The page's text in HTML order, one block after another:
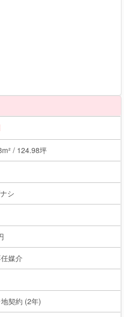
/ 124.98坪
シ
媒介
契約 (2年)